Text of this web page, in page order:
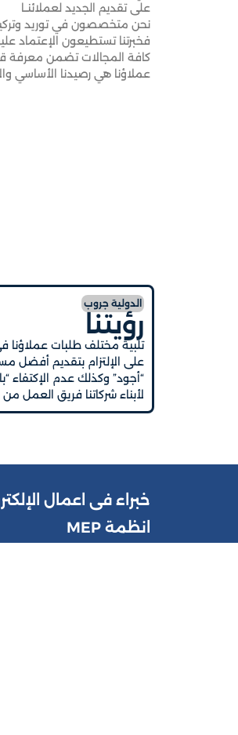
على تقديم الجديد لعملائنــا
نحن متخصصون في توريد
فخبرتنا تستطيعون الإعتماد
كافة المجالات تضمن معرفة
عملاؤنا هي رصيدنا الأساسي
الدولية جروب
رؤيتنا
تلبية مختلف طلبات عملاؤنا
على الإلتزام بتقديم أفضل
“أجود” وكذلك عدم الإكتفاء
لأبناء شركاتنا فريق العمل
خبراء فى اعمال
انظمة MEP